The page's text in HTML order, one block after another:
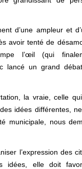
d’une ampleur et
avoir tenté de
l’œil (qui
lancé un grand
la vraie, celle
idées différentes,
municipale, nous
l’expression des
idées, elle doit